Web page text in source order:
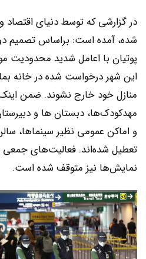
در گزارشی که توسط دنيای اقتصاد
شده، آمده است: براساس تصمیم
پوتیان با اعامل شدید محدودیت
این شهر درخواست شده در خانه
منازل خود خارج نشوند. ضمن
مهدکودک‌ها، دبستان ها و
و اماکن عمومی نظیر سینماها،
تعطیل شده‌اند. فعالیت‌های جمعی
نمایش‌ها نیز متوقف شده است.